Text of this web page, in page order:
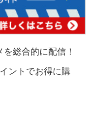
総合的に配信！
ントでお得に購